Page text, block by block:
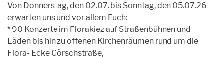
Von Donnerstag, den 02.07. bis Sonntag, den 05.07.26
erwarten uns und vor allem Euch:
* 90 Konzerte im Florakiez auf Straßenbühnen und
Läden bis hin zu offenen Kirchenräumen rund um die
Flora- Ecke Görschstraße,